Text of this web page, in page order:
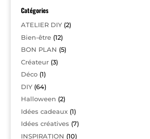
Catégories
ATELIER DIY(2)
Bien-être(12)
BON PLAN (5)
Créateur(3)
Déco(1)
DIY(64)
Halloween (2)
Idées cadeaux(1)
Idées créatives (7)
INSPIRATION (10)